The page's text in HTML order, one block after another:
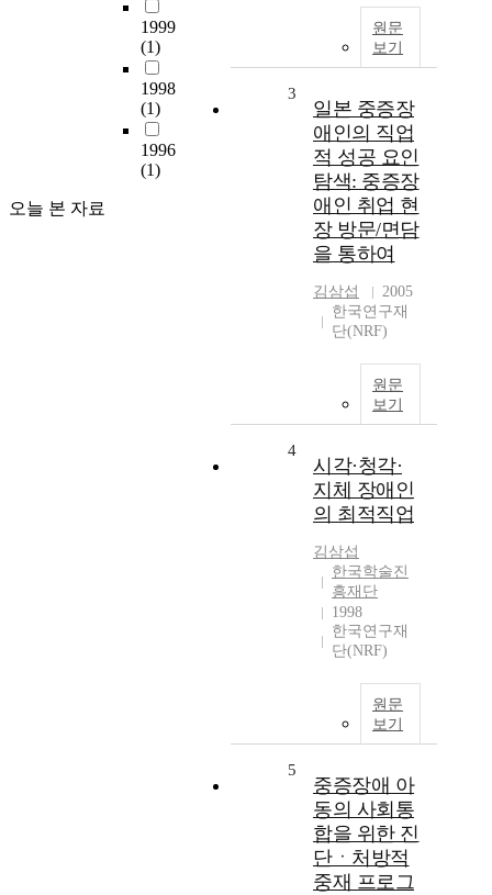
1999
(1)
1998
(1)
1996
(1)
오늘 본 자료
원문
보기
3
일본 중증장
애인의 직업
적 성공 요인
탐색: 중증장
애인 취업 현
장 방문/면담
을 통하여
김삼섭
2005
한국연구재
단(NRF)
원문
보기
4
시각·청각·
지체 장애인
의 최적직업
김삼섭
한국학술진
흥재단
1998
한국연구재
단(NRF)
원문
보기
5
중증장애 아
동의 사회통
합을 위한 진
단ㆍ처방적
중재 프로그